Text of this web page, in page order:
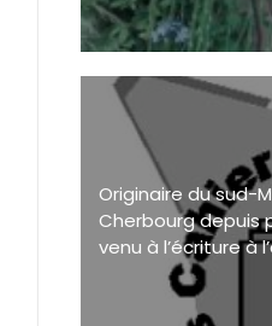
Originaire du sud-
Cherbourg depuis
venu à l’écriture à